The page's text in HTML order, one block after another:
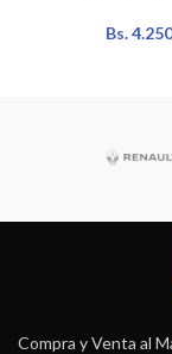
Bs.4.250
Compra y Venta al